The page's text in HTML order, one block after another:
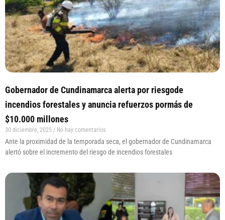
Gobernador de Cundinamarca alerta por riesgode
incendios forestales y anuncia refuerzos pormás de
$10.000 millones
30 diciembre, 2025 No hay comentarios
Ante la proximidad de la temporada seca, el gobernador de Cundinamarca
alertó sobre el incremento del riesgo de incendios forestales